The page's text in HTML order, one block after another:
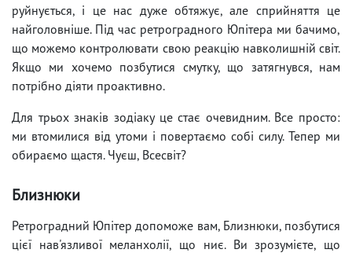
руйнується, і це нас дуже обтяжує, але сприйняття це
найголовніше. Під час ретроградного Юпітера ми бачимо,
що можемо контролювати свою реакцію навколишній світ.
Якщо ми хочемо позбутися смутку, що затягнувся, нам
потрібно діяти проактивно.
Для трьох знаків зодіаку це стає очевидним. Все просто:
ми втомилися від утоми і повертаємо собі силу. Тепер ми
обираємо щастя. Чуєш, Всесвіт?
Близнюки
Ретроградний Юпітер допоможе вам, Близнюки, позбутися
цієї нав'язливої ​​меланхолії, що ниє. Ви зрозумієте, що